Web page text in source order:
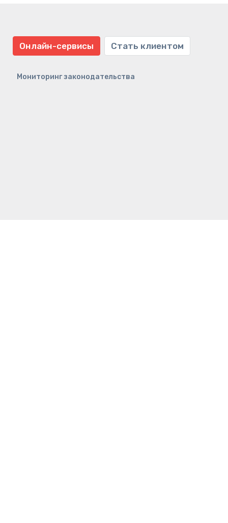
Онлайн-сервисы Стать клиентом
Мониторинг законодательства